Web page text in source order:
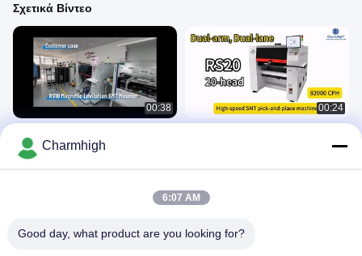
Σχετικά Βίντεο
00:38
μαγνητικής αιώρησης SMT mounter
00:24
Charmhigh
6:07 AM
Good day, what product are you looking for?